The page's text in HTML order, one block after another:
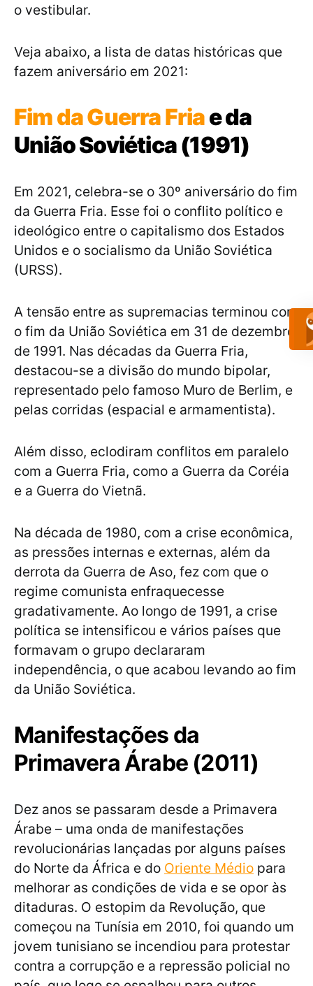
o vestibular.
Veja abaixo, a lista de datas históricas que
fazem aniversário em 2021:
Fim da Guerra Friae da
União Soviética (1991)
Em 2021, celebra-se o 30º aniversário do fim
da Guerra Fria. Esse foi o conflito político e
ideológico entre o capitalismo dos Estados
Unidos e o socialismo da União Soviética
(URSS).
A tensão entre as supremacias terminou com
o fim da União Soviética em 31 de dezembro
de 1991. Nas décadas da Guerra Fria,
destacou-se a divisão do mundo bipolar,
representado pelo famoso Muro de Berlim, e
pelas corridas (espacial e armamentista).
Além disso, eclodiram conflitos em paralelo
com a Guerra Fria, como a Guerra da Coréia
e a Guerra do Vietnã.
Na década de 1980, com a crise econômica,
as pressões internas e externas, além da
derrota da Guerra de Aso, fez com que o
regime comunista enfraquecesse
gradativamente. Ao longo de 1991, a crise
política se intensificou e vários países que
formavam o grupo declararam
independência, o que acabou levando ao fim
da União Soviética.
Manifestações da
Primavera Árabe (2011)
Dez anos se passaram desde a Primavera
Árabe – uma onda de manifestações
revolucionárias lançadas por alguns países
do Norte da África e do Oriente Médio para
melhorar as condições de vida e se opor às
ditaduras. O estopim da Revolução, que
começou na Tunísia em 2010, foi quando um
jovem tunisiano se incendiou para protestar
contra a corrupção e a repressão policial no